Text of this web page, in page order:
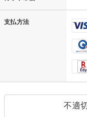
支払方法
不適